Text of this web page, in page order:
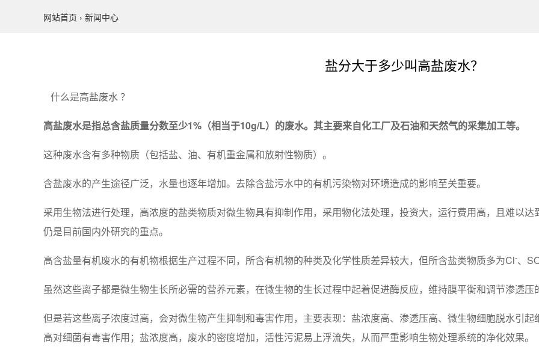
网站首页 › 新闻中心
盐分大于多少叫高盐废水？
什么是高盐废水 ？
高盐废水是指总含盐质量分数至少1%（相当于10g/L）的废水。其主要来自化工厂及石油和天然气的采集加工等。
这种废水含有多种物质（包括盐、油、有机重金属和放射性物质）。
含盐废水的产生途径广泛，水量也逐年增加。去除含盐污水中的有机污染物对环境造成的影响至关重要。
采用生物法进行处理，高浓度的盐类物质对微生物具有抑制作用，采用物化法处理，投资大，运行费用高，且难以
仍是目前国内外研究的重点。
高含盐量有机废水的有机物根据生产过程不同，所含有机物的种类及化学性质差异较大，但所含盐类物质多为Cl-、
虽然这些离子都是微生物生长所必需的营养元素，在微生物的生长过程中起着促进酶反应，维持膜平衡和调节渗透压
但是若这些离子浓度过高，会对微生物产生抑制和毒害作用，主要表现：盐浓度高、渗透压高、微生物细胞脱水引
高对细菌有毒害作用；盐浓度高，废水的密度增加，活性污泥易上浮流失，从而严重影响生物处理系统的净化效果。